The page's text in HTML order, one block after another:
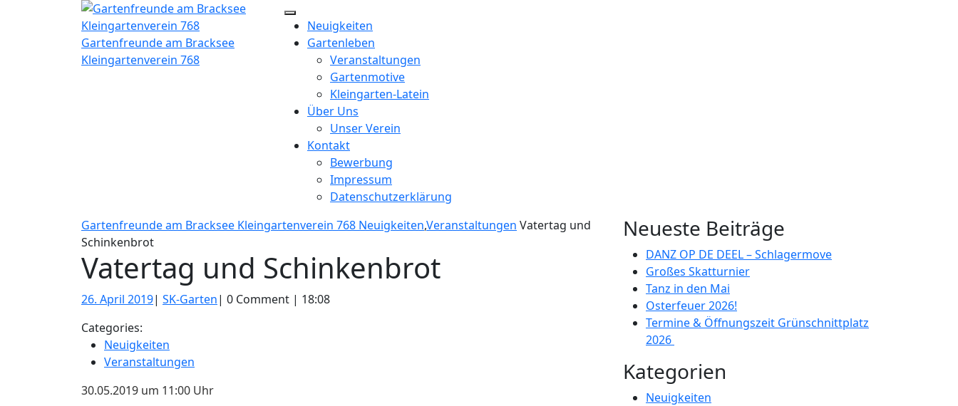
Gartenfreunde am Bracksee
Kleingartenverein 768
Open
Button
Neuigkeiten
Gartenleben
Veranstaltungen
Gartenmotive
Kleingarten-Latein
Über Uns
Unser Verein
Kontakt
Bewerbung
Impressum
Datenschutzerklärung
Close
Gartenfreunde am Bracksee Kleingartenverein 768 Neuigkeiten,Veranstaltungen Vatertag und
Schinkenbrot
Vatertag und Schinkenbrot
26. April 201926.
| SK-GartenSK-
| 0 Comment | 18:08
Categories:
Neuigkeiten
Veranstaltungen
30.05.2019 um 11:00 Uhr
Neueste Beiträge
DANZ OP DE DEEL – Schlagermove
Großes Skatturnier
Tanz in den Mai
Osterfeuer 2026!
Termine & Öffnungszeit Grünschnittplatz
2026
Kategorien
Neuigkeiten